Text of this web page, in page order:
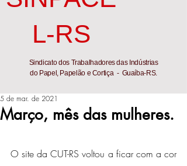
L-RS
Sindicato dos Trabalhadores das Indústrias
do Papel, Papelão e Cortiça - Guaíba-RS.
Março, mês das mulheres.
5 de mar. de 2021
O site da CUT-RS voltou a ficar com a cor